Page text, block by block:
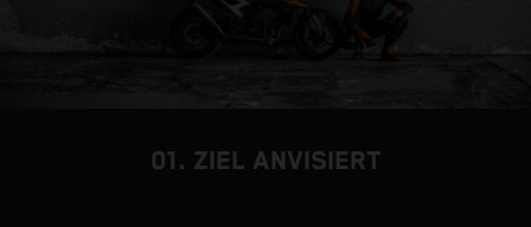
01. ZIEL ANVISIERT